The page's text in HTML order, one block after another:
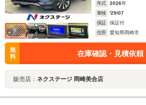
年式 2026年
車検
'29/07
保証
保証付
住所
愛知県岡崎市
無
料
在庫確認・見積依頼
販売店： ネクステージ 岡崎美合店